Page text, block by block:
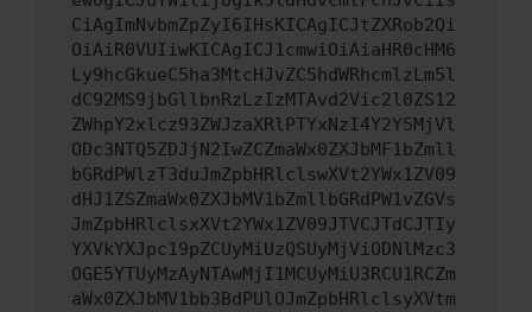
CiAgImNvbmZpZyI6IHsKICAgICJtZXRob2Qi
OiAiR0VUIiwKICAgICJ1cmwiOiAiaHR0cHM6
Ly9hcGkueC5ha3MtcHJvZC5hdWRhcmlzLm5l
dC92MS9jbGllbnRzLzIzMTAvd2Vic2l0ZS12
ZWhpY2xlcz93ZWJzaXRlPTYxNzI4Y2Y5MjVl
ODc3NTQ5ZDJjN2IwZCZmaWx0ZXJbMF1bZmll
bGRdPWlzT3duJmZpbHRlclswXVt2YWx1ZV09
dHJ1ZSZmaWx0ZXJbMV1bZmllbGRdPW1vZGVs
JmZpbHRlclsxXVt2YWx1ZV09JTVCJTdCJTIy
YXVkYXJpc19pZCUyMiUzQSUyMjViODNlMzc3
OGE5YTUyMzAyNTAwMjI1MCUyMiU3RCU1RCZm
aWx0ZXJbMV1bb3BdPUlOJmZpbHRlclsyXVtm